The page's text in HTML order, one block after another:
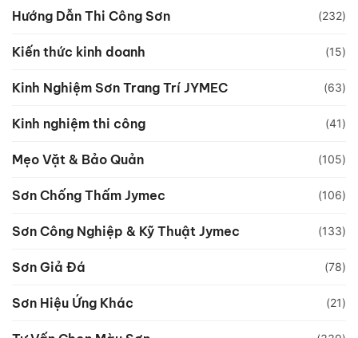
Hướng Dẫn Thi Công Sơn (232)
Kiến thức kinh doanh (15)
Kinh Nghiệm Sơn Trang Trí JYMEC (63)
Kinh nghiệm thi công (41)
Mẹo Vặt & Bảo Quản (105)
Sơn Chống Thấm Jymec (106)
Sơn Công Nghiệp & Kỹ Thuật Jymec (133)
Sơn Giả Đá (78)
Sơn Hiệu Ứng Khác (21)